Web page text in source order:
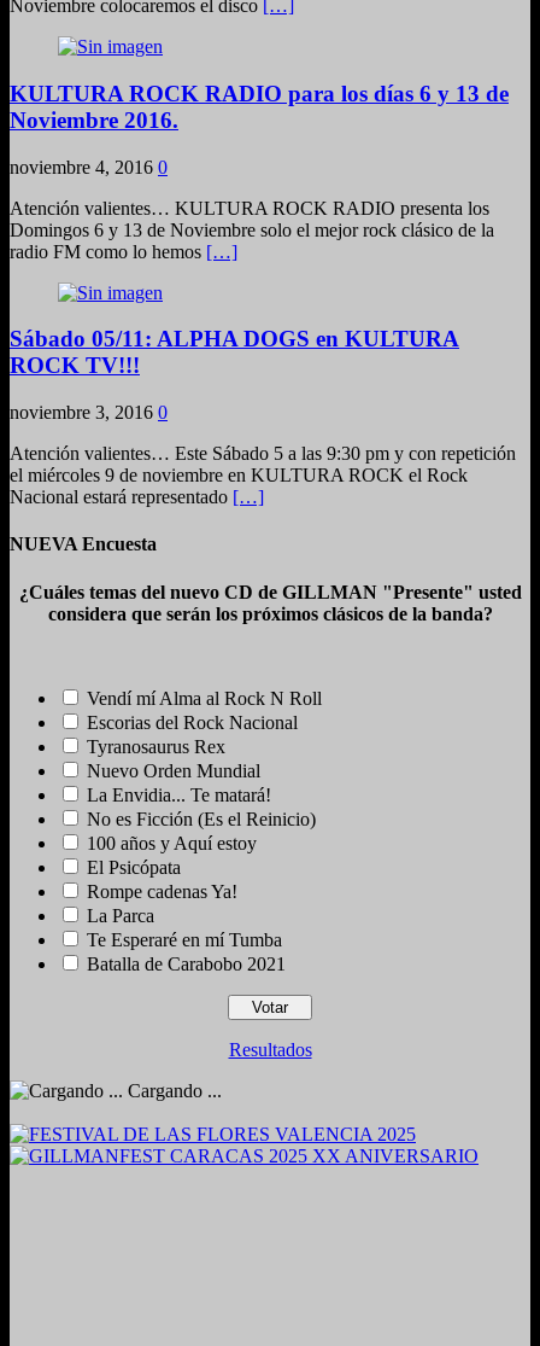
Noviembre colocaremos el disco […]
KULTURA ROCK RADIO para los días 6 y 13 de
Noviembre 2016.
noviembre 4, 2016 0
Atención valientes… KULTURA ROCK RADIO presenta los
Domingos 6 y 13 de Noviembre solo el mejor rock clásico de la
radio FM como lo hemos […]
Sábado 05/11: ALPHA DOGS en KULTURA
ROCK TV!!!
noviembre 3, 2016 0
Atención valientes… Este Sábado 5 a las 9:30 pm y con repetición
el miércoles 9 de noviembre en KULTURA ROCK el Rock
Nacional estará representado […]
NUEVA Encuesta
¿Cuáles temas del nuevo CD de GILLMAN "Presente" usted
considera que serán los próximos clásicos de la banda?
Vendí mí Alma al Rock N Roll
Escorias del Rock Nacional
Tyranosaurus Rex
Nuevo Orden Mundial
La Envidia... Te matará!
No es Ficción (Es el Reinicio)
100 años y Aquí estoy
El Psicópata
Rompe cadenas Ya!
La Parca
Te Esperaré en mí Tumba
Batalla de Carabobo 2021
Resultados
Cargando ...